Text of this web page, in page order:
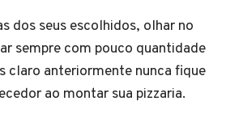
dos seus escolhidos, olhar no
sempre com pouco quantidade
claro anteriormente nunca fique
ao montar sua pizzaria.